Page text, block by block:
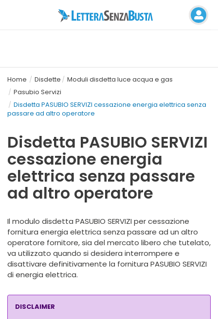
Home Disdette
Moduli disdetta luce acqua e gas
Pasubio Servizi
Disdetta PASUBIO SERVIZI cessazione energia elettrica senza
passare ad altro operatore
Disdetta PASUBIO SERVIZI
cessazione energia
elettrica senza passare
ad altro operatore
Il modulo disdetta PASUBIO SERVIZI per cessazione
fornitura energia elettrica senza passare ad un altro
operatore fornitore, sia del mercato libero che tutelato,
va utilizzato quando si desidera interrompere e
disattivare definitivamente la fornitura PASUBIO SERVIZI
di energia elettrica.
DISCLAIMER